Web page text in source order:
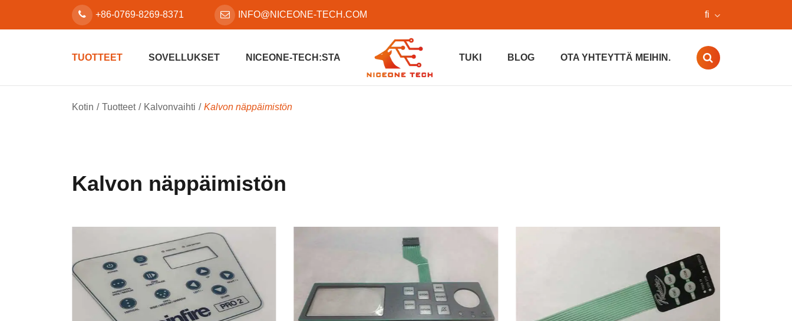
+86-0769-8269-8371 INFO@NICEONE-TECH.COM fi
TUOTTEET SOVELLUKSET NICEONE-TECH:STA TUKI BLOG OTA YHTEYTTÄ MEIHIN.
Kotin Tuotteet Kalvonvaihti Kalvon näppäimistön
Kalvon näppäimistön